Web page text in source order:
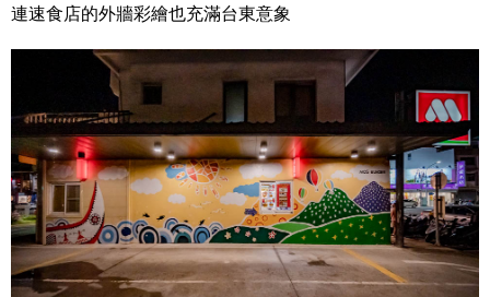
連速食店的外牆彩繪也充滿台東意象